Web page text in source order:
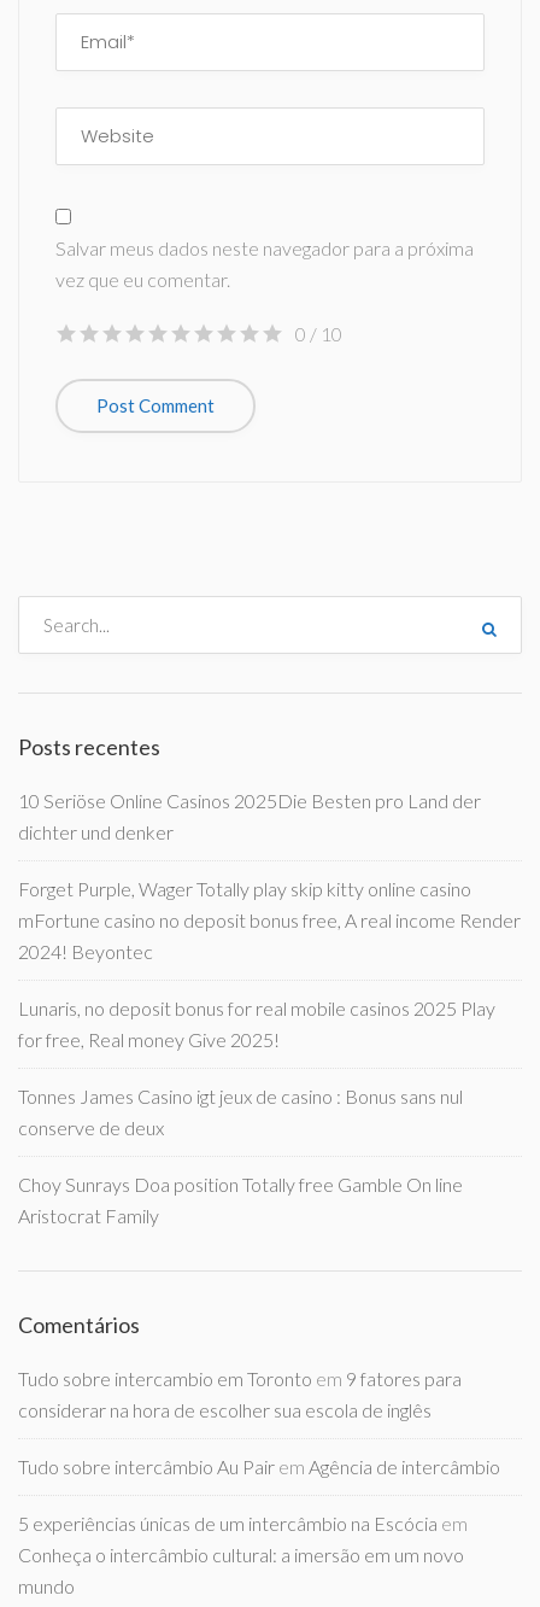
Salvar meus dados neste navegador para a próxima
vez que eu comentar.
0 / 10
Posts recentes
10 Seriöse Online Casinos 2025Die Besten pro Land der
dichter und denker
Forget Purple, Wager Totally play skip kitty online casino
mFortune casino no deposit bonus free, A real income Render
2024! Beyontec
Lunaris, no deposit bonus for real mobile casinos 2025 Play
for free, Real money Give 2025!
Tonnes James Casino igt jeux de casino : Bonus sans nul
conserve de deux
Choy Sunrays Doa position Totally free Gamble On line
Aristocrat Family
Comentários
Tudo sobre intercambio em Toronto em 9 fatores para
considerar na hora de escolher sua escola de inglês
Tudo sobre intercâmbio Au Pair em Agência de intercâmbio
5 experiências únicas de um intercâmbio na Escócia em
Conheça o intercâmbio cultural: a imersão em um novo
mundo